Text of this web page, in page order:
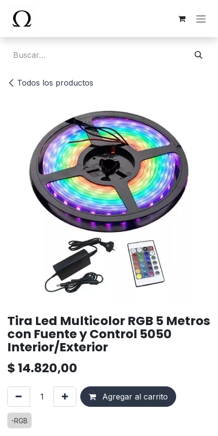
Todos los productos
Tira Led Multicolor RGB 5 Metros
con Fuente y Control 5050
Interior/Exterior
$ 14.820,00
Agregar al carrito
-RGB